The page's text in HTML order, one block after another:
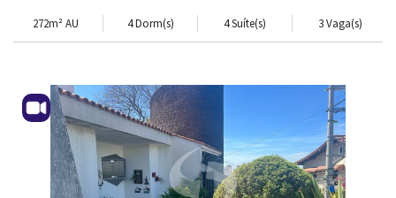
272m² AU 4 Dorm(s) 4 Suíte(s) 3 Vaga(s)